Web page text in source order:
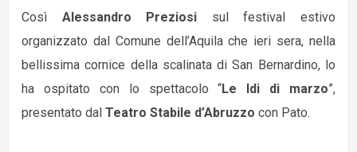
Così Alessandro Preziosi sul festival estivo
organizzato dal Comune dell’Aquila che ieri sera, nella
bellissima cornice della scalinata di San Bernardino, lo
ha ospitato con lo spettacolo “Le Idi di marzo”,
presentato dal Teatro Stabile d’Abruzzo con Pato.